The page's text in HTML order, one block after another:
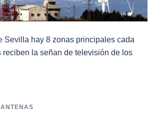
Sevilla hay 8 zonas principales cada
reciben la señan de televisión de los
ANTENAS